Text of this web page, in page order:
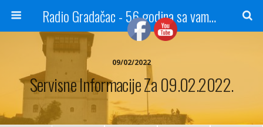
Radio Gradačac - 56 godina sa vama...
09/02/2022
Servisne Informacije Za 09.02.2022.